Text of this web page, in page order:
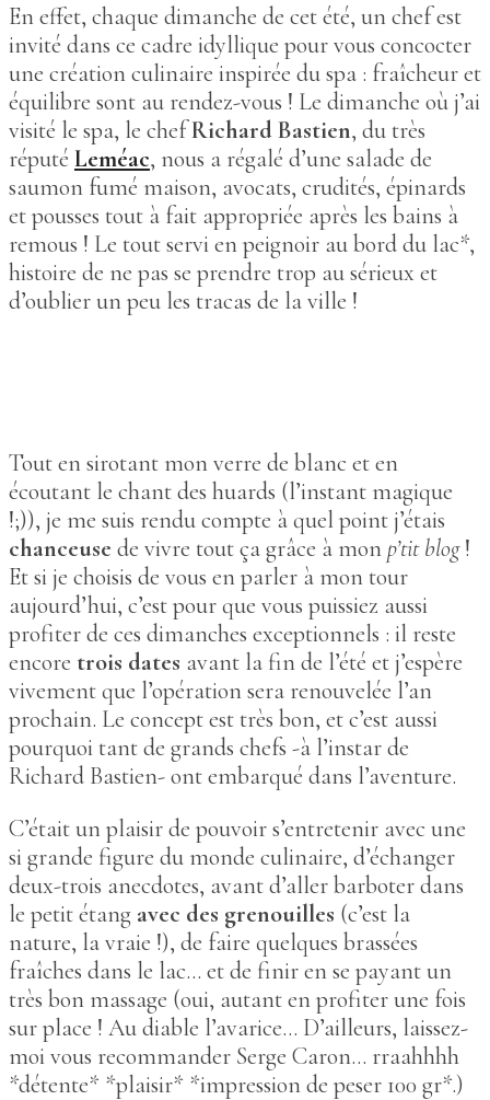
En effet, chaque dimanche de cet été, un chef est
invité dans ce cadre idyllique pour vous concocter
une création culinaire inspirée du spa : fraîcheur et
équilibre sont au rendez-vous ! Le dimanche où j’ai
visité le spa, le chefRichard Bastien, du très
réputé Leméac, nous a régalé d’une salade de
saumon fumé maison, avocats, crudités, épinards
et pousses tout à fait appropriée après les bains à
remous ! Le tout servi en peignoir au bord du lac*,
histoire de ne pas se prendre trop au sérieux et
d’oublier un peu les tracas de la ville !
Tout en sirotant mon verre de blanc et en
écoutant le chant des huards (l’instant magique
!;)), je me suis rendu compte à quel point j’étais
chanceuse de vivre tout ça grâce à monp’tit blog!
Et si je choisis de vous en parler à mon tour
aujourd’hui, c’est pour que vous puissiez aussi
profiter de ces dimanches exceptionnels : il reste
encore trois dates avant la fin de l’été et j’espère
vivement que l’opération sera renouvelée l’an
prochain. Le concept est très bon, et c’est aussi
pourquoi tant de grands chefs -à l’instar de
Richard Bastien- ont embarqué dans l’aventure.
C’était un plaisir de pouvoir s’entretenir avec une
si grande figure du monde culinaire, d’échanger
deux-trois anecdotes, avant d’aller barboter dans
le petit étang avec des grenouilles (c’est la
nature, la vraie !), de faire quelques brassées
fraîches dans le lac… et de finir en se payant un
très bon massage (oui, autant en profiter une fois
sur place ! Au diable l’avarice… D’ailleurs, laissez-
moi vous recommander Serge Caron… rraahhhh
*détente* *plaisir* *impression de peser 100 gr*.)